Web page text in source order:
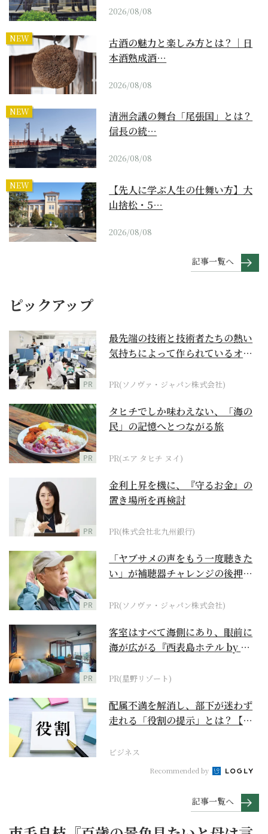
2026/08/08
NEW
古酒の魅力と楽しみ方とは？｜日
本酒熟成酒…
2026/08/08
NEW
清洲会議の舞台「尾張国」とは？
信長の統…
2026/08/08
NEW
【先人に学ぶ人生の仕舞い方】大
山捨松・5…
2026/08/08
記事一覧へ
ピックアップ
PR
最先端の技術と技術者たちの熱い
気持ちによって作られているオー
PR(ソノヴァ・ジャパン株式会社)
PR
タヒチでしか味わえない、「海の
民」の記憶へとつながる旅
PR(エア タヒチ ヌイ)
PR
金利上昇を機に、『守るお金』の
置き場所を再検討
PR(株式会社北九州銀行)
PR
「ヤブサメの声をもう一度聴きた
い」が補聴器チャレンジの後押し
PR(ソノヴァ・ジャパン株式会社)
PR
客室はすべて海側にあり、眼前に
海が広がる『西表島ホテル by 星
PR(星野リゾート)
配属不満を解消し、部下が迷わず
走れる「役割の提示」とは？【ビ
ビジネス
Recommended by
記事一覧へ